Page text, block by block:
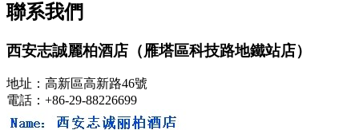
聯系我們
西安志誠麗柏酒店（雁塔區科技路地鐵站店）
地址：高新區高新路46號
電話：+86-29-88226699